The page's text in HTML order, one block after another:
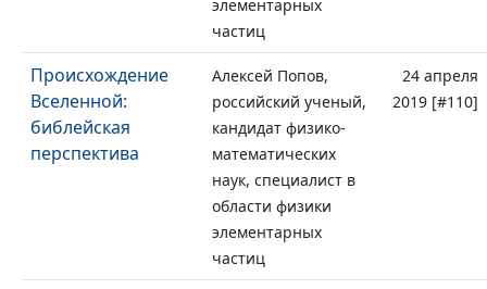
элементарных
частиц
Происхождение
Вселенной:
библейская
перспектива
Алексей Попов,
российский ученый,
кандидат физико-
математических
наук, специалист в
области физики
элементарных
частиц
24 апреля
2019 [#110]